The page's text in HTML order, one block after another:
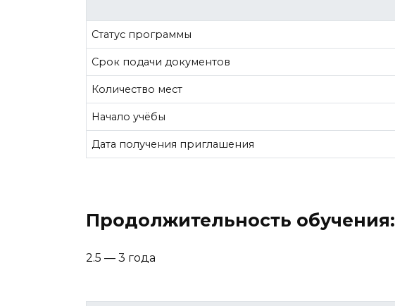
Статус программы
Срок подачи документов
Количество мест
Начало учёбы
Дата получения приглашения
Продолжительность обучения:
2.5 — 3 года